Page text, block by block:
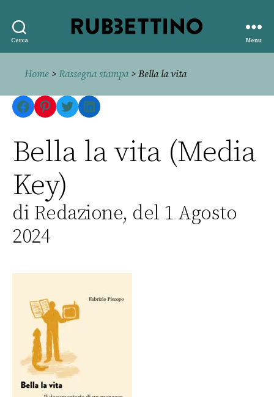
Cerca
editore
Menu
Home > Rassegna stampa> Bella la vita
Facebook
Pinterest
TwitterLinkedIn
Bella la vita (Media
Key)
di Redazione, del 1 Agosto
2024